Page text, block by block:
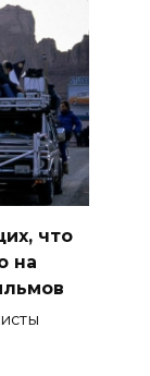
что
на